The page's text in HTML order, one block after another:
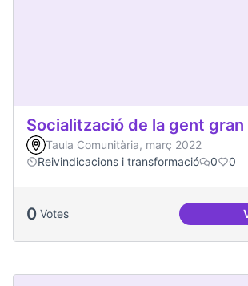
Socialització de la gent gran
Taula Comunitària, març 2022
Reivindicacions i transformació
0 0
0 Votes